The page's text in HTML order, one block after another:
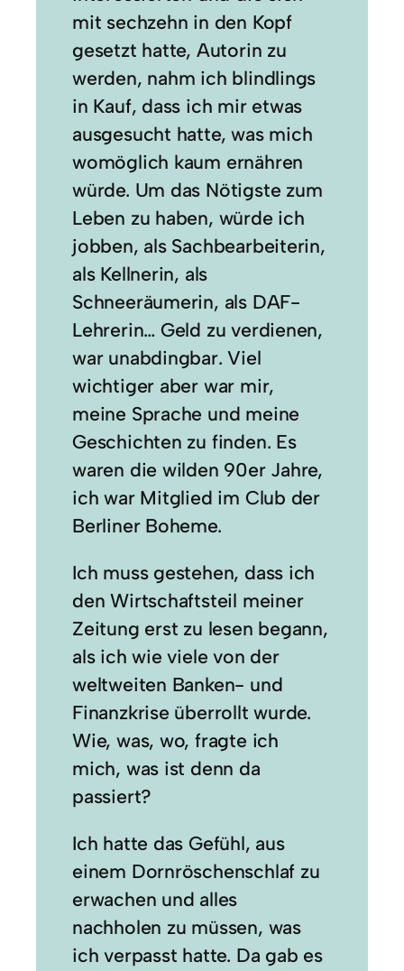
mit sechzehn in den Kopf
gesetzt hatte, Autorin zu
werden, nahm ich blindlings
in Kauf, dass ich mir etwas
ausgesucht hatte, was mich
womöglich kaum ernähren
würde. Um das Nötigste zum
Leben zu haben, würde ich
jobben, als Sachbearbeiterin,
als Kellnerin, als
Schneeräumerin, als DAF-
Lehrerin… Geld zu verdienen,
war unabdingbar. Viel
wichtiger aber war mir,
meine Sprache und meine
Geschichten zu finden. Es
waren die wilden 90er Jahre,
ich war Mitglied im Club der
Berliner Boheme.
Ich muss gestehen, dass ich
den Wirtschaftsteil meiner
Zeitung erst zu lesen begann,
als ich wie viele von der
weltweiten Banken- und
Finanzkrise überrollt wurde.
Wie, was, wo, fragte ich
mich, was ist denn da
passiert?
Ich hatte das Gefühl, aus
einem Dornröschenschlaf zu
erwachen und alles
nachholen zu müssen, was
ich verpasst hatte. Da gab es